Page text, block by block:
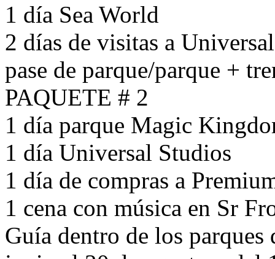
1 día Sea World
2 días de visitas a
pase de parque/parque +
PAQUETE # 2
1 día parque Magic
1 día Universal Studios
1 día de compras a
1 cena con música en Sr
Guía dentro de los